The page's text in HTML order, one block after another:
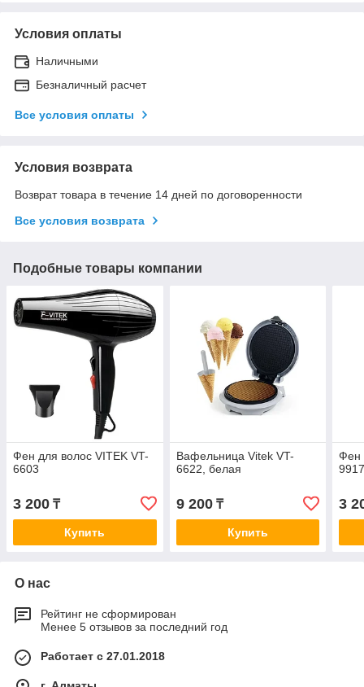
Условия оплаты
Наличными
Безналичный расчет
Все условия оплаты
Условия возврата
Возврат товара в течение 14 дней по договоренности
Все условия возврата
Подобные товары компании
Фен для волос VITEK VT-
6603
3 200 ₸
Купить
Вафельница Vitek VT-
6622, белая
9 200₸
Купить
Фен
3
О нас
Рейтинг не сформирован
Менее 5 отзывов за последний год
Работает с 27.01.2018